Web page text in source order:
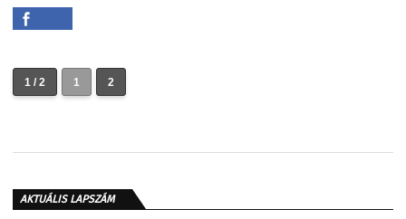
1 / 2 1 2
AKTUÁLIS LAPSZÁM